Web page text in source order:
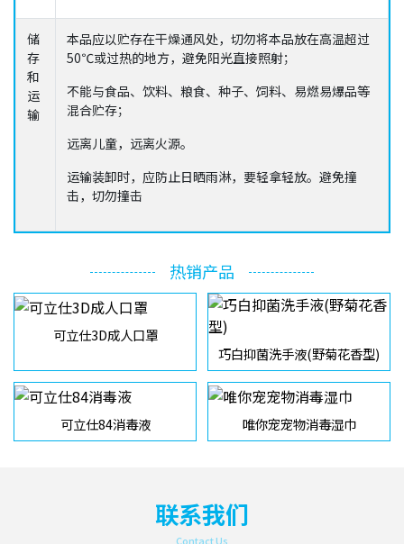
储
存
和
运
输
本品应以贮存在干燥通风处，切勿将本品放在高温超过
50℃或过热的地方，避免阳光直接照射；
不能与食品、饮料、粮食、种子、饲料、易燃易爆品等
混合贮存；
远离儿童，远离火源。
运输装卸时，应防止日晒雨淋，要轻拿轻放。避免撞
击，切勿撞击
热销产品
可立仕3D成人口罩
巧白抑菌洗手液(野菊花香型)
可立仕84消毒液 唯你宠宠物消毒湿巾
联系我们
Contact Us